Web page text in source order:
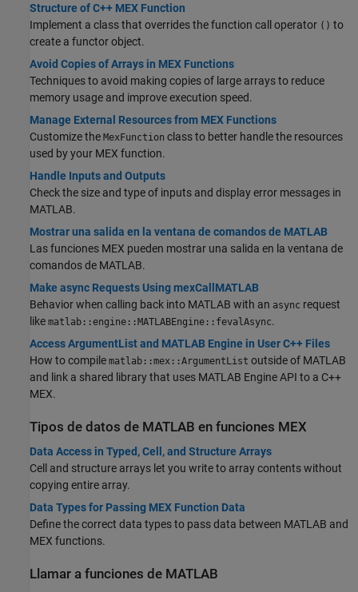
Structure of C++ MEX Function
Implement a class that overrides the function call operator () to
create a functor object.
Avoid Copies of Arrays in MEX Functions
Techniques to avoid making copies of large arrays to reduce
memory usage and improve execution speed.
Manage External Resources from MEX Functions
Customize the MexFunction class to better handle the resources
used by your MEX function.
Handle Inputs and Outputs
Check the size and type of inputs and display error messages in
MATLAB.
Mostrar una salida en la ventana de comandos de MATLAB
Las funciones MEX pueden mostrar una salida en la ventana de
comandos de MATLAB.
Make async Requests Using mexCallMATLAB
Behavior when calling back into MATLAB with an async request
like matlab::engine::MATLABEngine::fevalAsync.
Access ArgumentList and MATLAB Engine in User C++ Files
How to compile matlab::mex::ArgumentList outside of MATLAB
and link a shared library that uses MATLAB Engine API to a C++
MEX.
Tipos de datos de MATLAB en funciones MEX
Data Access in Typed, Cell, and Structure Arrays
Cell and structure arrays let you write to array contents without
copying entire array.
Data Types for Passing MEX Function Data
Define the correct data types to pass data between MATLAB and
MEX functions.
Llamar a funciones de MATLAB